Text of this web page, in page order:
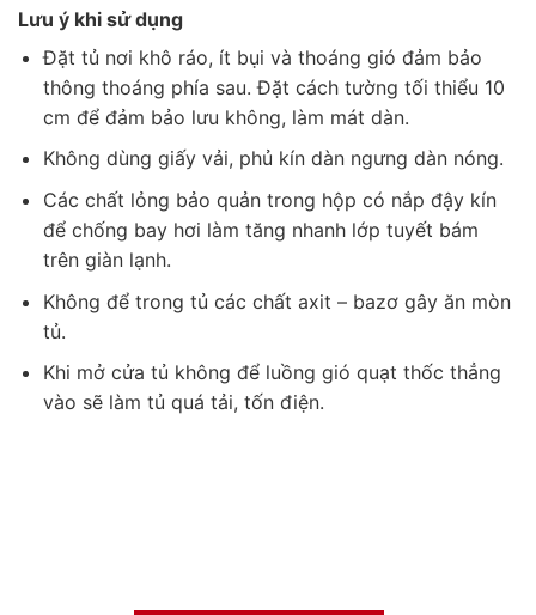
Lưu ý khi sử dụng
Đặt tủ nơi khô ráo, ít bụi và thoáng gió đảm bảo
thông thoáng phía sau. Đặt cách tường tối thiểu 10
cm để đảm bảo lưu không, làm mát dàn.
Không dùng giấy vải, phủ kín dàn ngưng dàn nóng.
Các chất lỏng bảo quản trong hộp có nắp đậy kín
để chống bay hơi làm tăng nhanh lớp tuyết bám
trên giàn lạnh.
Không để trong tủ các chất axit – bazơ gây ăn mòn
tủ.
Khi mở cửa tủ không để luồng gió quạt thốc thẳng
vào sẽ làm tủ quá tải, tốn điện.